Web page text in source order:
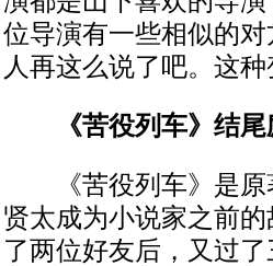
位导演有一些相似的
人再这么说了吧。这
《苦役列车》结尾
《苦役列车》是原
贤太成为小说家之前
了两位好友后，又过